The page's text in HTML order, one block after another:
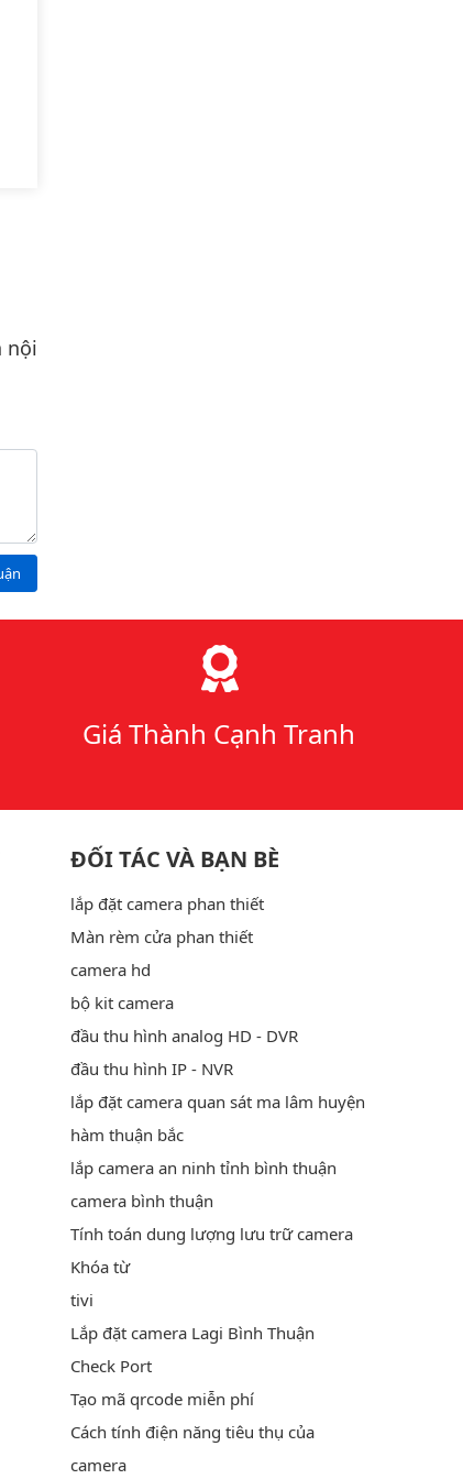
nội
Giá Thành Cạnh Tranh
ĐỐI TÁC VÀ BẠN BÈ
lắp đặt camera phan thiết
Màn rèm cửa phan thiết
camera hd
bộ kit camera
đầu thu hình analog HD - DVR
đầu thu hình IP - NVR
lắp đặt camera quan sát ma lâm huyện
hàm thuận bắc
lắp camera an ninh tỉnh bình thuận
camera bình thuận
Tính toán dung lượng lưu trữ camera
Khóa từ
tivi
Lắp đặt camera Lagi Bình Thuận
Check Port
Tạo mã qrcode miễn phí
Cách tính điện năng tiêu thụ của
camera